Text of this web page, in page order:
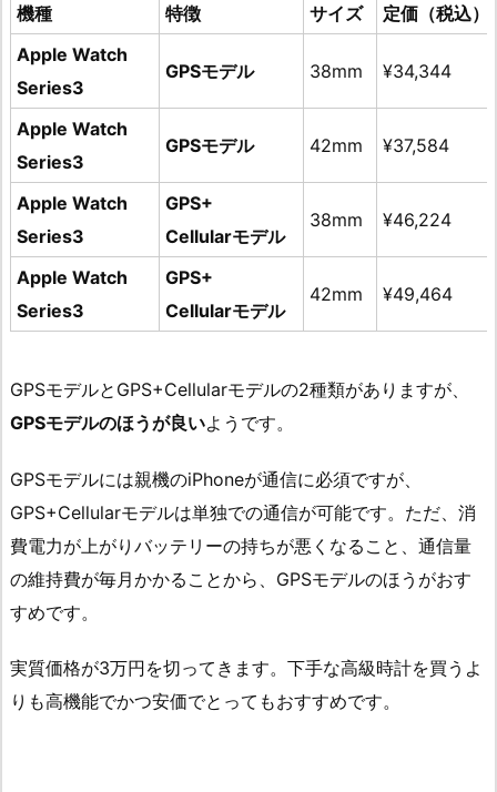
機種 特徴 サイズ
定価（税込）
Apple Watch
Series3
GPSモデル 38mm ¥34,344
Apple Watch
Series3
GPSモデル 42mm ¥37,584
Apple Watch
Series3
GPS+
Cellularモデル
38mm ¥46,224
Apple Watch
Series3
GPS+
Cellularモデル
42mm ¥49,464
GPSモデルとGPS+Cellularモデルの2種類がありますが、
GPSモデルのほうが良いようです。
GPSモデルには親機のiPhoneが通信に必須ですが、
GPS+Cellularモデルは単独での通信が可能です。ただ、消
費電力が上がりバッテリーの持ちが悪くなること、通信量
の維持費が毎月かかることから、GPSモデルのほうがおす
すめです。
実質価格が3万円を切ってきます。下手な高級時計を買うよ
りも高機能でかつ安価でとってもおすすめです。